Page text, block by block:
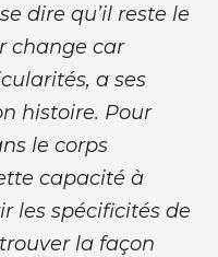
dire qu’il reste le
change car
a ses
histoire. Pour
le corps
capacité à
les spécificités de
la façon